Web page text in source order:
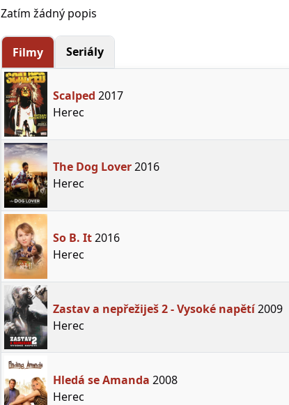
Zatím žádný popis
Filmy Seriály
Scalped 2017
Herec
The Dog Lover2016
Herec
So B. It2016
Herec
Zastav a nepřežiješ 2 - Vysoké napětí2009
Herec
Hledá se Amanda 2008
Herec